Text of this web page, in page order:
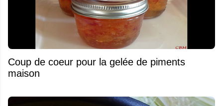
Coup de coeur pour la gelée de piments
maison